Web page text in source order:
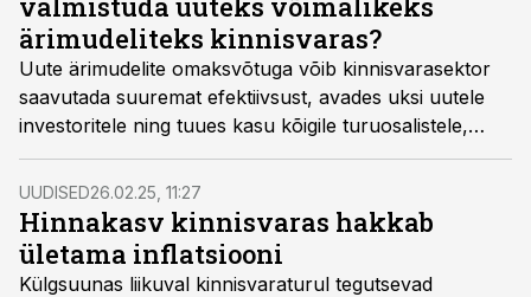
ärimudeliteks kinnisvaras?
Uute ärimudelite omaksvõtuga võib kinnisvarasektor
saavutada suuremat efektiivsust, avades uksi uutele
investoritele ning tuues kasu kõigile turuosalistele,
kirjutab Kinnisvara- ja juhtimisteenuste ettevõtte
WHAT IF juhtivkonsultant Juhan Kangilaski.
UUDISED26.02.25, 11:27
Hinnakasv kinnisvaras hakkab
ületama inflatsiooni
Külgsuunas liikuval kinnisvaraturul tegutsevad